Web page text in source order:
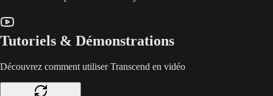
Tutoriels & Démonstrations
Découvrez comment utiliser Transcend en vidéo